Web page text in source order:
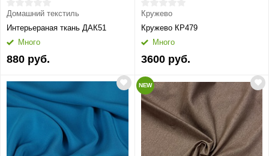
Домашний текстиль
Интерьераная ткань ДАК51
Много
880 руб.
Кружево
Кружево КР479
Много
3600 руб.
NEW